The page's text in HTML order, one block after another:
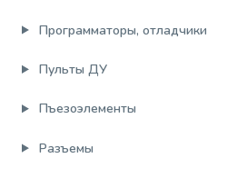
Программаторы, отладчики
Пульты ДУ
Пъезоэлементы
Разъемы